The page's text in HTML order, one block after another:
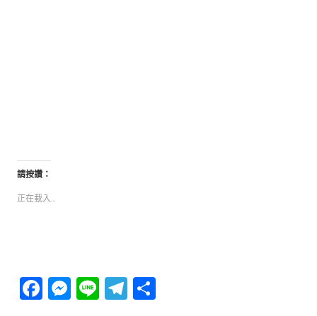
請按讚：
正在載入...
Facebook
Messenger
LineTelegram